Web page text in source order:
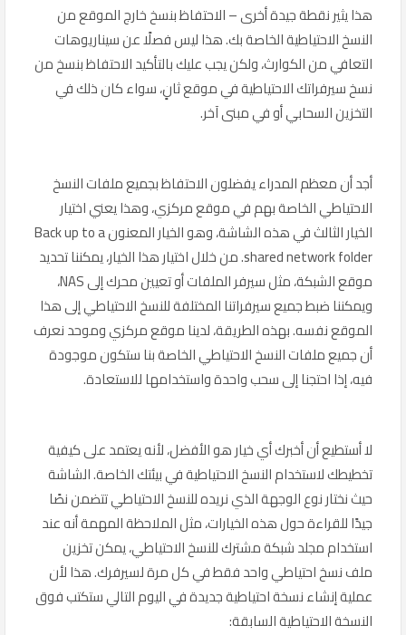
هذا يثير نقطة جيدة أخرى – الاحتفاظ بنسخ خارج الموقع من
النسخ الاحتياطية الخاصة بك. هذا ليس فصلًا عن سيناريوهات
التعافي من الكوارث، ولكن يجب عليك بالتأكيد الاحتفاظ بنسخ من
نسخ سيرفراتك الاحتياطية في موقع ثانٍ، سواء كان ذلك في
التخزين السحابي أو في مبنى آخر.
أجد أن معظم المدراء يفضلون الاحتفاظ بجميع ملفات النسخ
الاحتياطي الخاصة بهم في موقع مركزي، وهذا يعني اختيار
الخيار الثالث في هذه الشاشة، وهو الخيار المعنون Back up to a
shared network folder. من خلال اختيار هذا الخيار، يمكننا تحديد
موقع الشبكة، مثل سيرفر الملفات أو تعيين محرك إلى NAS،
ويمكننا ضبط جميع سيرفراتنا المختلفة للنسخ الاحتياطي إلى هذا
الموقع نفسه. بهذه الطريقة، لدينا موقع مركزي وموحد نعرف
أن جميع ملفات النسخ الاحتياطي الخاصة بنا ستكون موجودة
فيه، إذا احتجنا إلى سحب واحدة واستخدامها للاستعادة.
لا أستطيع أن أخبرك أي خيار هو الأفضل، لأنه يعتمد على كيفية
تخطيطك لاستخدام النسخ الاحتياطية في بيئتك الخاصة. الشاشة
حيث نختار نوع الوجهة الذي نريده للنسخ الاحتياطي تتضمن نصًا
جيدًا للقراءة حول هذه الخيارات، مثل الملاحظة المهمة أنه عند
استخدام مجلد شبكة مشترك للنسخ الاحتياطي، يمكن تخزين
ملف نسخ احتياطي واحد فقط في كل مرة لسيرفرك. هذا لأن
عملية إنشاء نسخة احتياطية جديدة في اليوم التالي ستكتب فوق
النسخة الاحتياطية السابقة: